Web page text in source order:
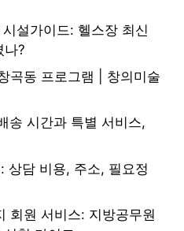
설가이드: 헬스장 최신
나?
곡동 프로그램 | 창의미술
송 시간과 특별 서비스,
상담 비용, 주소, 필요정
회원 서비스: 지방공무원